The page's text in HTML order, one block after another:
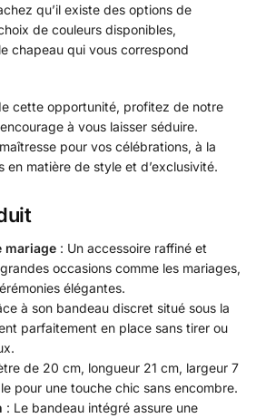
qu’il existe des options de
de couleurs disponibles,
chapeau qui vous correspond
cette opportunité, profitez de notre
à vous laisser séduire.
pour vos célébrations, à la
en matière de style et d’exclusivité.
mariage : Un accessoire raffiné et
occasions comme les mariages,
élégantes.
à son bandeau discret situé sous la
parfaitement en place sans tirer ou
de 20 cm, longueur 21 cm, largeur 7
pour une touche chic sans encombre.
: Le bandeau intégré assure une